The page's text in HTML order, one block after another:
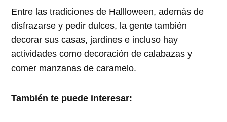
Entre las tradiciones de Hallloween, además de
disfrazarse y pedir dulces, la gente también
decorar sus casas, jardines e incluso hay
actividades como decoración de calabazas y
comer manzanas de caramelo.
También te puede interesar: